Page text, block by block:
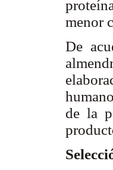
menor
De
de la